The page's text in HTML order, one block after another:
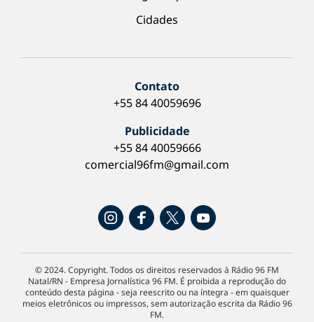
Cidades
Contato
+55 84 40059696
Publicidade
+55 84 40059666
comercial96fm@gmail.com
© 2024. Copyright. Todos os direitos reservados à Rádio 96 FM
Natal/RN - Empresa Jornalística 96 FM. É proibida a reprodução do
conteúdo desta página - seja reescrito ou na íntegra - em quaisquer
meios eletrônicos ou impressos, sem autorização escrita da Rádio 96
FM.